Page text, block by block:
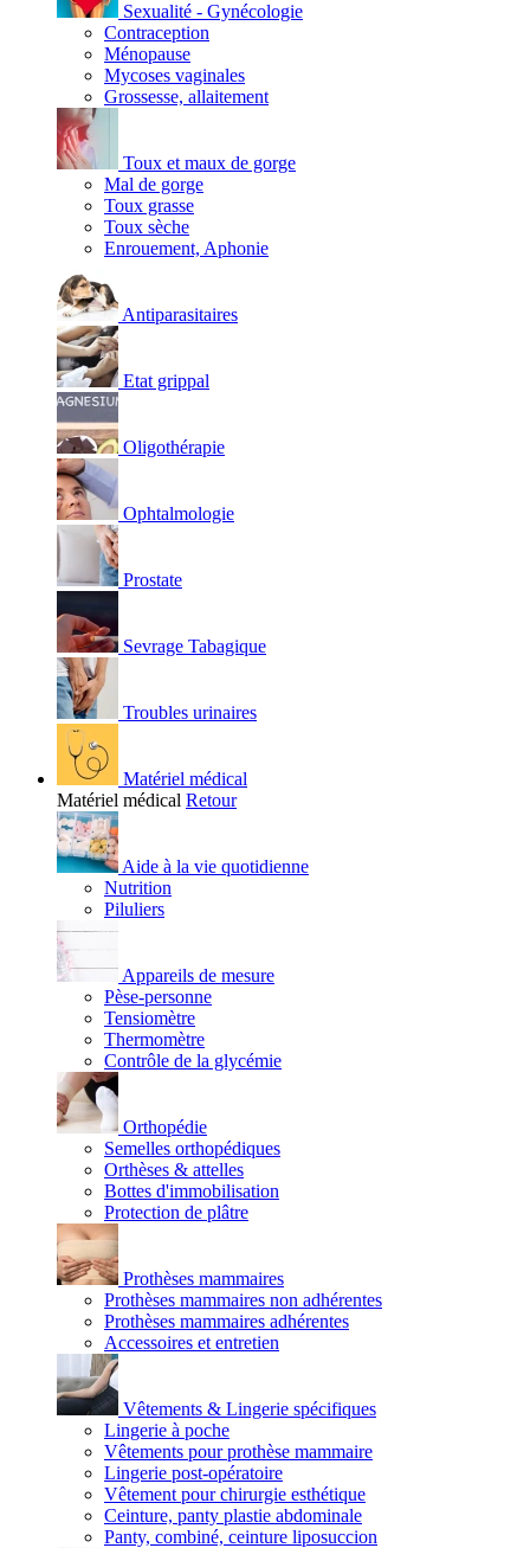
Sexualité - Gynécologie
Contraception
Ménopause
Mycoses vaginales
Grossesse, allaitement
Toux et maux de gorge
Mal de gorge
Toux grasse
Toux sèche
Enrouement, Aphonie
Antiparasitaires
Etat grippal
Oligothérapie
Ophtalmologie
Prostate
Sevrage Tabagique
Troubles urinaires
Matériel médical
Matériel médical Retour
Aide à la vie quotidienne
Nutrition
Piluliers
Appareils de mesure
Pèse-personne
Tensiomètre
Thermomètre
Contrôle de la glycémie
Orthopédie
Semelles orthopédiques
Orthèses & attelles
Bottes d'immobilisation
Protection de plâtre
Prothèses mammaires
Prothèses mammaires non adhérentes
Prothèses mammaires adhérentes
Accessoires et entretien
Vêtements & Lingerie spécifiques
Lingerie à poche
Vêtements pour prothèse mammaire
Lingerie post-opératoire
Vêtement pour chirurgie esthétique
Ceinture, panty plastie abdominale
Panty, combiné, ceinture liposuccion